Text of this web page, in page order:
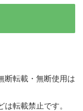
断転載・無断使用は
転載禁止です。